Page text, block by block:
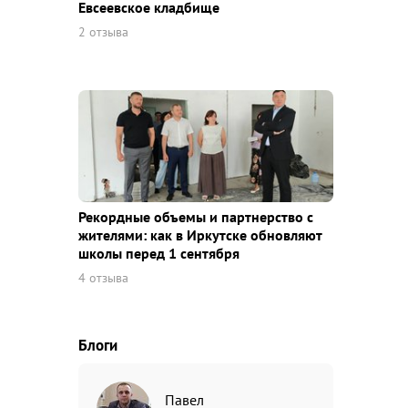
Евсеевское кладбище
2 отзыва
Рекордные объемы и партнерство с
жителями: как в Иркутске обновляют
школы перед 1 сентября
4 отзыва
Блоги
Павел